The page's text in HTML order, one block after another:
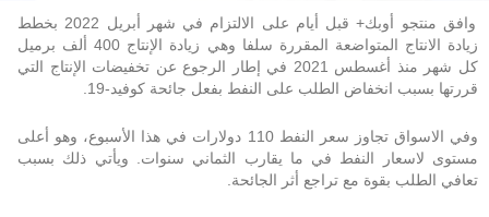
وافق منتجو أوبك+ قبل أيام على الالتزام في شهر أبريل 2022 بخطط
زيادة الانتاج المتواضعة المقررة سلفا وهي زيادة الإنتاج 400 ألف برميل
كل شهر منذ أغسطس 2021 في إطار الرجوع عن تخفيضات الإنتاج التي
قررتها بسبب انخفاض الطلب على النفط بفعل جائحة كوفيد-19.
وفي الاسواق تجاوز سعر النفط 110 دولارات في هذا الأسبوع، وهو أعلى
مستوى لاسعار النفط في ما يقارب الثماني سنوات. ويأتي ذلك بسبب
تعافي الطلب بقوة مع تراجع أثر الجائحة.